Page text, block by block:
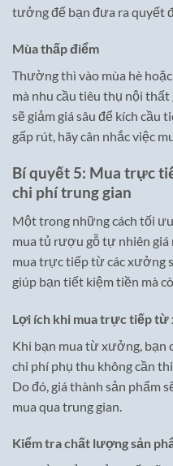
tưởng để bạn đưa ra quyết
Mùa thấp điểm
Thường thì vào mùa hè
mà nhu cầu tiêu thụ nội thất
sẽ giảm giá sâu để kích cầu
gấp rút, hãy cân nhắc việc
Bí quyết 5: Mua trực
chi phí trung gian
Một trong những cách tối
mua tủ rượu gỗ tự nhiên giá
mua trực tiếp từ các xưởng
giúp bạn tiết kiệm tiền mà
Lợi ích khi mua trực tiếp
Khi bạn mua từ xưởng, bạn
chi phí phụ thu không cần
Do đó, giá thành sản phẩm
mua qua trung gian.
Kiểm tra chất lượng sản